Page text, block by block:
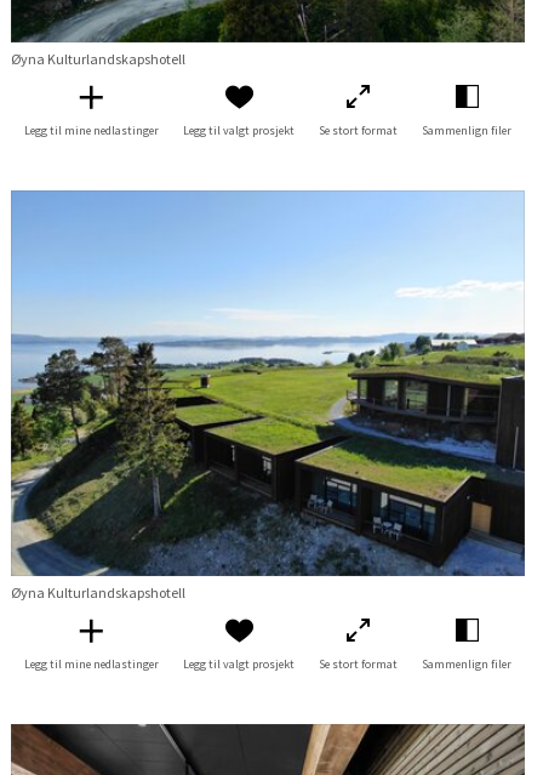
Øyna Kulturlandskapshotell
Legg til mine nedlastinger Legg til valgt prosjekt Se stort format Sammenlign filer
Øyna Kulturlandskapshotell
Legg til mine nedlastinger Legg til valgt prosjekt Se stort format Sammenlign filer